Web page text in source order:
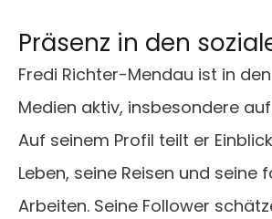
Präsenz in den
Fredi Richter-Mendau ist in
Medien aktiv, insbesondere
Auf seinem Profil teilt er
Leben, seine Reisen und
Arbeiten. Seine Follower